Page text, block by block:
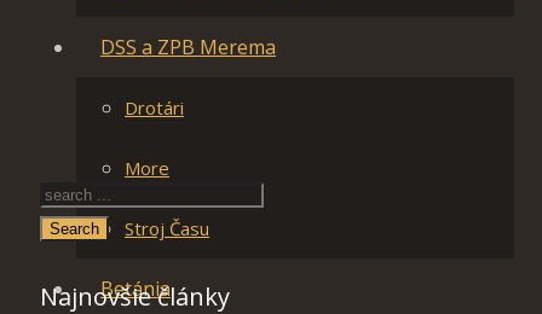
DSS a ZPB Merema
Drotári
More
Stroj Času
Betánia
Search
Najnovšie články